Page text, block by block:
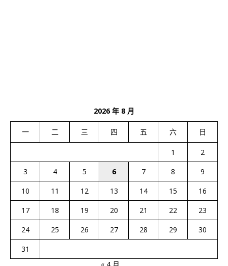
2026 年 8 月
一 二 三 四 五 六 日
1
2
3
4 5 6 7 8
9
10
11 12 13 14 15
16
17
18 19 20 21 22
23
24
25 26 27 28 29
30
31